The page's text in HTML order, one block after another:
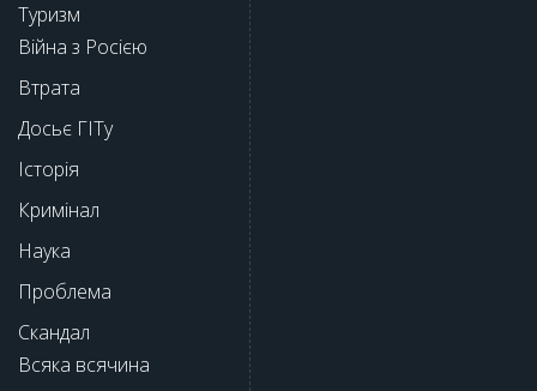
Туризм
Війна з Росією
Втрата
Досьє ГІТу
Історія
Кримінал
Наука
Проблема
Скандал
Всяка всячина